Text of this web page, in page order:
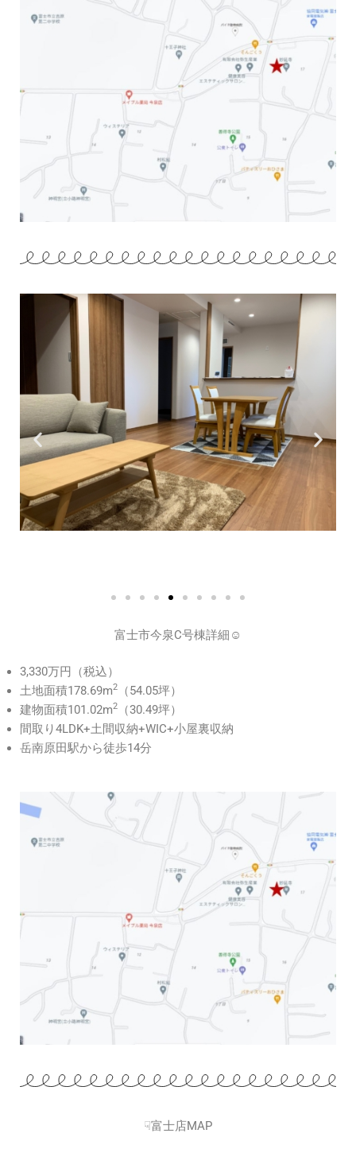
富士市今泉C号棟詳細☺
3,330万円（税込）
土地面積178.69m2
（54.05坪）
建物面積101.02m2
（30.49坪）
間取り4LDK+土間収納+WIC+小屋裏収納
岳南原田駅から徒歩14分
☟富士店MAP